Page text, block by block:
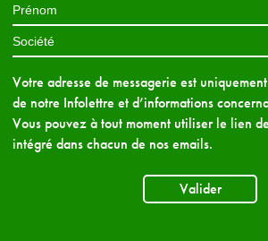
Votre adresse de messagerie est
de notre Infolettre et d’informations
Vous pouvez à tout moment utiliser le lien
intégré dans chacun de nos emails.